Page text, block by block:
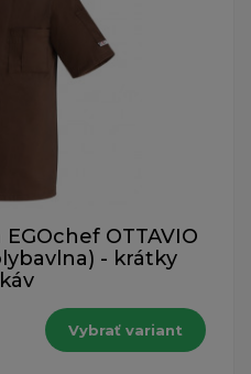
OTTAVIO
- krátky
Vybrať variant